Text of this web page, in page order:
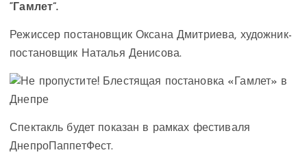
“Гамлет”.
Режиссер постановщик Оксана Дмитриева, художник-
постановщик Наталья Денисова.
Спектакль будет показан в рамках фестиваля
ДнепроПаппетФест.